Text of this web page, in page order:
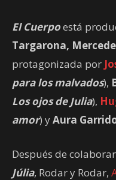
El Cuerpoestá
Targarona,
protagonizada por
para los malvados),
Los ojos de Julia),
amor) yAura
Después de
Júlia, Rodar y Rodar,